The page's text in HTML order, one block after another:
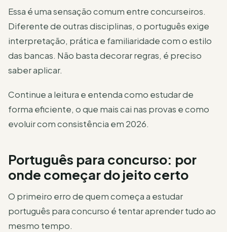
Essa é uma sensação comum entre concurseiros.
Diferente de outras disciplinas, o português exige
interpretação, prática e familiaridade com o estilo
das bancas. Não basta decorar regras, é preciso
saber aplicar.
Continue a leitura e entenda como estudar de
forma eficiente, o que mais cai nas provas e como
evoluir com consistência em 2026.
Português para concurso: por
onde começar do jeito certo
O primeiro erro de quem começa a estudar
português para concurso é tentar aprender tudo ao
mesmo tempo.